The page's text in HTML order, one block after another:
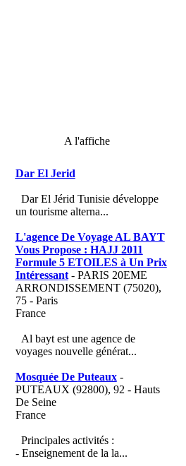
A l'affiche
Dar El Jerid
Dar El Jérid Tunisie développe
un tourisme alterna...
L'agence De Voyage AL BAYT
Vous Propose : HAJJ 2011
Formule 5 ETOILES à Un Prix
Intéressant- PARIS 20EME
ARRONDISSEMENT (75020),
75 - Paris
France
Al bayt est une agence de
voyages nouvelle générat...
Mosquée De Puteaux-
PUTEAUX (92800), 92 - Hauts
De Seine
France
Principales activités :
- Enseignement de la la...